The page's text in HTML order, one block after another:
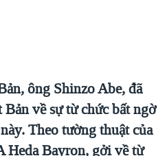
ông Shinzo Abe, đã
về sự từ chức bất ngờ
Theo tường thuật của
Bayron, gởi về từ